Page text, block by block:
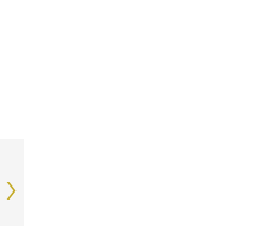
›